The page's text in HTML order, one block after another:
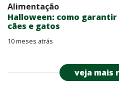
Alimentação
Halloween: como
cães e gatos
10 meses atrás
veja mais